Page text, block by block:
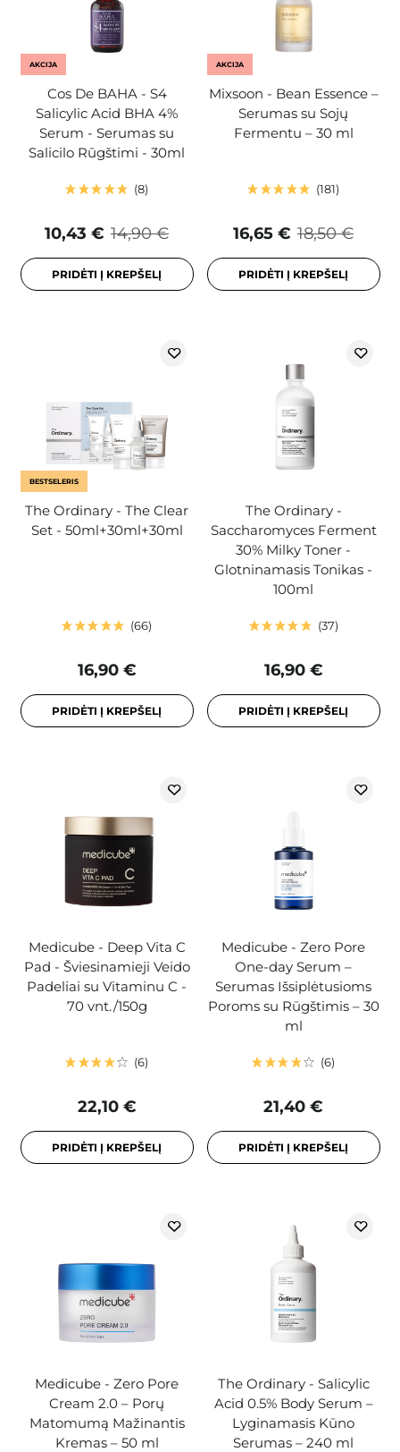
AKCIJA
Cos De BAHA - S4
Salicylic Acid BHA 4%
Serum - Serumas su
Salicilo Rūgštimi - 30ml
8
14,90 €
10,43 €
PRIDĖTI Į KREPŠELĮ
AKCIJA
Mixsoon - Bean Essence –
Serumas su Sojų
Fermentu – 30 ml
181
18,50 €
16,65 €
PRIDĖTI Į KREPŠELĮ
BESTSELERIS
The Ordinary - The Clear
Set - 50ml+30ml+30ml
66
16,90 €
PRIDĖTI Į KREPŠELĮ
The Ordinary -
Saccharomyces Ferment
30% Milky Toner -
Glotninamasis Tonikas -
100ml
37
16,90 €
PRIDĖTI Į KREPŠELĮ
Medicube - Deep Vita C
Pad - Šviesinamieji Veido
Padeliai su Vitaminu C -
70 vnt./150g
6
22,10 €
PRIDĖTI Į KREPŠELĮ
Medicube - Zero Pore
One-day Serum –
Serumas Išsiplėtusioms
Poroms su Rūgštimis – 30
ml
6
21,40 €
PRIDĖTI Į KREPŠELĮ
Medicube - Zero Pore
Cream 2.0 – Porų
Matomumą Mažinantis
Kremas – 50 ml
The Ordinary - Salicylic
Acid 0.5% Body Serum –
Lyginamasis Kūno
Serumas – 240 ml